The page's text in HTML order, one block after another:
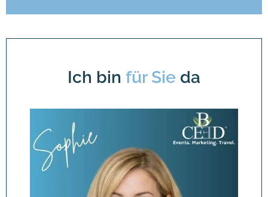
Ich bin für Sie da